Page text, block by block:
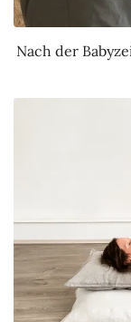
Nach der